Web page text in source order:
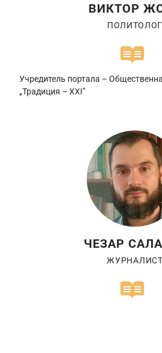
ВИКТОР
ПОЛИТОЛОГ
Учредитель портала –
„Традиция – XXI”
ЧЕЗАР
ЖУРНАЛИСТ